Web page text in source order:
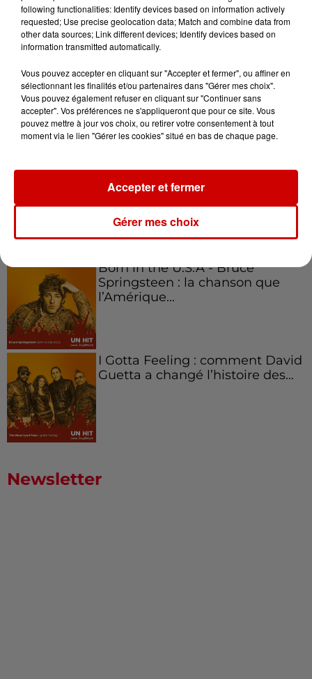
Podcasts
Kelly Massol, figure
emblématique de
l'entrepreneuriat féminin
Aménager un school bus au
Canada et accueillir les bleus à
Boston,...
Born in the U.S.A - Bruce
Springsteen : la chanson que
l’Amérique...
I Gotta Feeling : comment David
Guetta a changé l’histoire des...
Newsletter
following functionalities: Identify devices based on information actively
requested; Use precise geolocation data; Match and combine data from
other data sources; Link different devices; Identify devices based on
information transmitted automatically.
Vous pouvez accepter en cliquant sur "Accepter et fermer", ou affiner en
sélectionnant les finalités et/ou partenaires dans "Gérer mes choix".
Vous pouvez également refuser en cliquant sur "Continuer sans
accepter". Vos préférences ne s'appliqueront que pour ce site. Vous
pouvez mettre à jour vos choix, ou retirer votre consentement à tout
moment via le lien "Gérer les cookies" situé en bas de chaque page.
Gérer mes choix
Accepter et fermer